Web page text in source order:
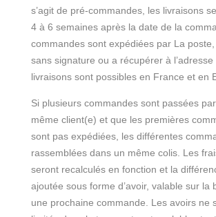
s’agit de pré-commandes, les livraisons
4 à 6 semaines après la date de la
commandes sont expédiées par La
sans signature ou a récupérer à
livraisons sont possibles en France et en
Si plusieurs commandes sont passées
même client(e) et que les premières
sont pas expédiées, les différentes
rassemblées dans un même colis. Les
seront recalculés en fonction et la
ajoutée sous forme d’avoir, valable sur la
une prochaine commande. Les avoirs ne